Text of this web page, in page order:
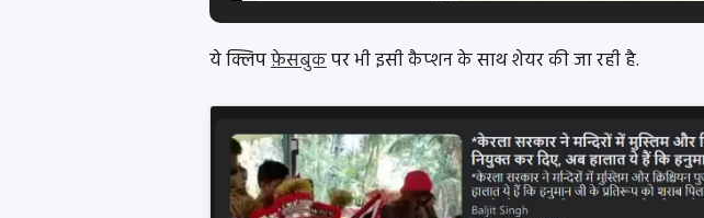
ये क्लिपफ़ेसबुकपर भी इसी कैप्शन के साथ शेयर की जा रही है.